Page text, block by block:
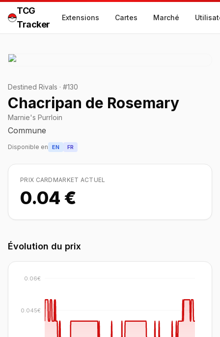
TCG
Tracker
Extensions Cartes Marché
Destined Rivals · #130
Chacripan de Rosemary
Marnie's Purrloin
Commune
Disponible en EN FR
PRIX CARDMARKET ACTUEL
0.04 €
Évolution du prix
0.045€
0.06€